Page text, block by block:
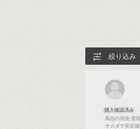
絞り込み
商品の用途:普
オカダヤ実店